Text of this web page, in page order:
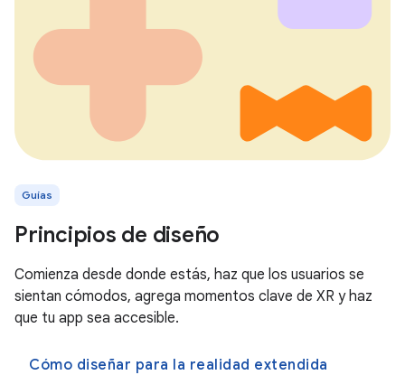
Guías
Principios de diseño
Comienza desde donde estás, haz que los usuarios se
sientan cómodos, agrega momentos clave de XR y haz
que tu app sea accesible.
Cómo diseñar para la realidad extendida